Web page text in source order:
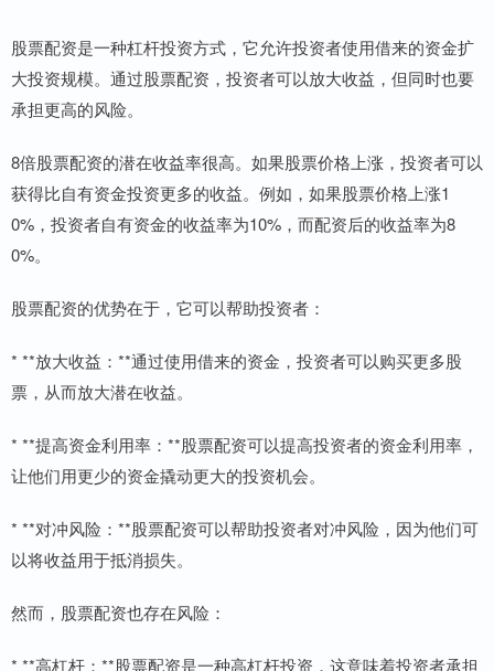
股票配资是一种杠杆投资方式，它允许投资者使用借来的资金扩
大投资规模。通过股票配资，投资者可以放大收益，但同时也要
承担更高的风险。
8倍股票配资的潜在收益率很高。如果股票价格上涨，投资者可以
获得比自有资金投资更多的收益。例如，如果股票价格上涨1
0%，投资者自有资金的收益率为10%，而配资后的收益率为8
0%。
股票配资的优势在于，它可以帮助投资者：
* **放大收益：**通过使用借来的资金，投资者可以购买更多股
票，从而放大潜在收益。
* **提高资金利用率：**股票配资可以提高投资者的资金利用率，
让他们用更少的资金撬动更大的投资机会。
* **对冲风险：**股票配资可以帮助投资者对冲风险，因为他们可
以将收益用于抵消损失。
然而，股票配资也存在风险：
* **高杠杆：**股票配资是一种高杠杆投资，这意味着投资者承担